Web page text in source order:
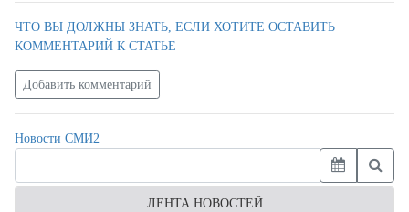
ЧТО ВЫ ДОЛЖНЫ ЗНАТЬ, ЕСЛИ ХОТИТЕ ОСТАВИТЬ
КОММЕНТАРИЙ К СТАТЬЕ
Добавить комментарий
Новости СМИ2
ЛЕНТА НОВОСТЕЙ